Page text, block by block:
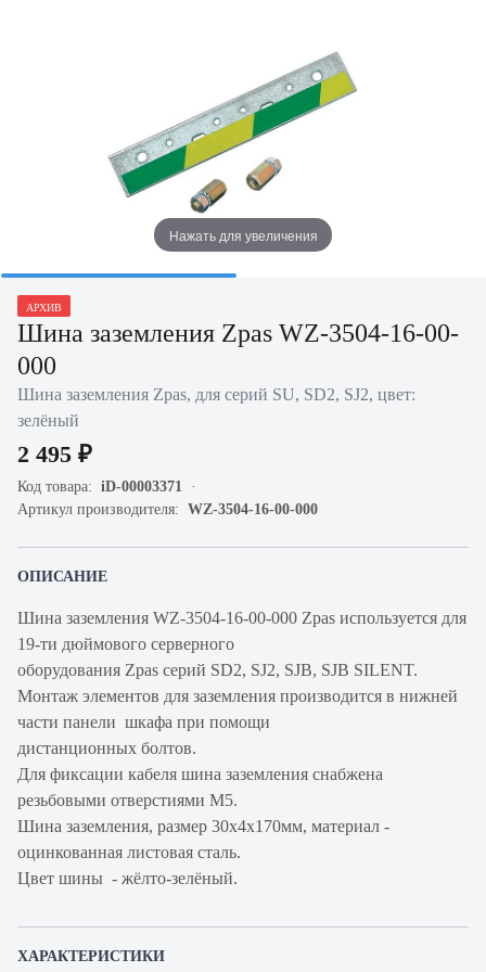
Нажать для увеличения
АРХИВ
Шина заземления Zpas WZ-3504-16-00-
000
Шина заземления Zpas, для серий SU, SD2, SJ2, цвет:
зелёный
2 495 ₽
Код товара: iD-00003371
Артикул производителя: WZ-3504-16-00-000
ОПИСАНИЕ
Шина заземления WZ-3504-16-00-000 Zpas используется для
19-ти дюймового серверного
оборудования Zpas серий SD2, SJ2, SJB, SJB SILENT.
Монтаж элементов для заземления производится в нижней
части панели шкафа при помощи
дистанционных болтов.
Для фиксации кабеля шина заземления снабжена
резьбовыми отверстиями М5.
Шина заземления, размер 30х4х170мм, материал -
оцинкованная листовая сталь.
Цвет шины - жёлто-зелёный.
ХАРАКТЕРИСТИКИ